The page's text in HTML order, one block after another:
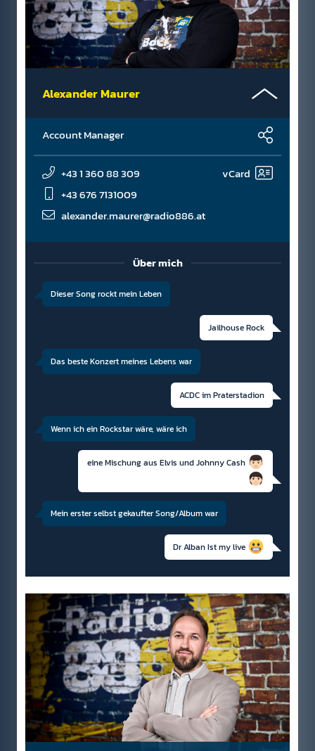
Alexander Maurer
Account Manager
+43 1 360 88 309
+43 676 7131009
alexander.maurer@radio886.at
vCard
Über mich
Dieser Song rockt mein Leben
Jailhouse Rock
Das beste Konzert meines Lebens war
ACDC im Praterstadion
Wenn ich ein Rockstar wäre, wäre ich
eine Mischung aus Elvis und Johnny Cash
Mein erster selbst gekaufter Song/Album war
Dr Alban Ist my live